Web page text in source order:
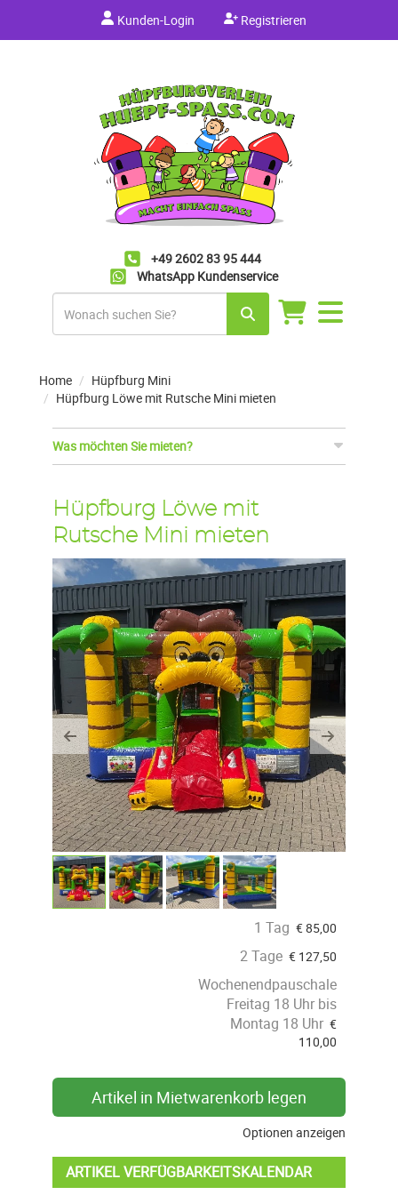
Kunden-Login Registrieren
+49 2602 83 95 444
WhatsApp Kundenservice
Navigation
umschalten
Home
Hüpfburg Mini
Hüpfburg Löwe mit Rutsche Mini mieten
Was möchten Sie mieten?
Hüpfburg Löwe mit
Rutsche Mini mieten
Previous Next
1 Tag €85,00
2 Tage € 127,50
Wochenendpauschale
Freitag 18 Uhr bis
Montag 18 Uhr €
110,00
Artikel in Mietwarenkorb legen
Optionen anzeigen
ARTIKEL VERFÜGBARKEITSKALENDAR